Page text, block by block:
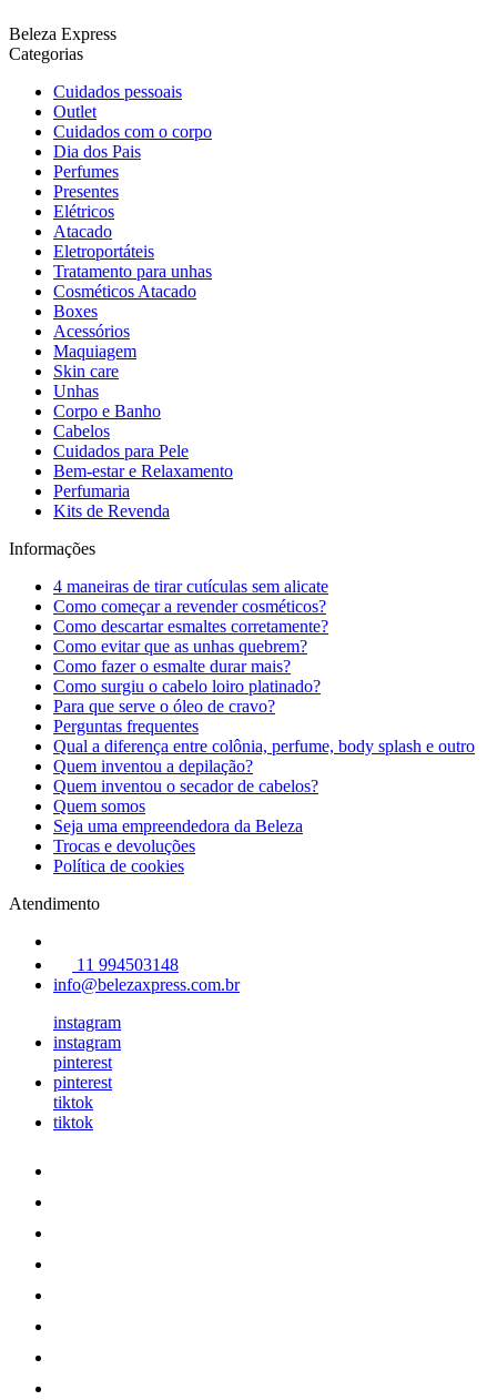
Beleza Express
Categorias
Cuidados pessoais
Outlet
Cuidados com o corpo
Dia dos Pais
Perfumes
Presentes
Elétricos
Atacado
Eletroportáteis
Tratamento para unhas
Cosméticos Atacado
Boxes
Acessórios
Maquiagem
Skin care
Unhas
Corpo e Banho
Cabelos
Cuidados para Pele
Bem-estar e Relaxamento
Perfumaria
Kits de Revenda
Informações
4 maneiras de tirar cutículas sem alicate
Como começar a revender cosméticos?
Como descartar esmaltes corretamente?
Como evitar que as unhas quebrem?
Como fazer o esmalte durar mais?
Como surgiu o cabelo loiro platinado?
Para que serve o óleo de cravo?
Perguntas frequentes
Qual a diferença entre colônia, perfume, body splash e outro
Quem inventou a depilação?
Quem inventou o secador de cabelos?
Quem somos
Seja uma empreendedora da Beleza
Trocas e devoluções
Política de cookies
Atendimento
11 994503148
info@belezaxpress.com.br
instagram
instagram
pinterest
pinterest
tiktok
tiktok